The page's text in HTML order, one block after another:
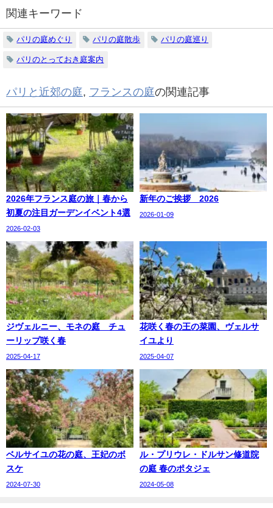
関連キーワード
パリの庭めぐり パリの庭散歩 パリの庭巡り
パリのとっておき庭案内
パリと近郊の庭, フランスの庭の関連記事
2026年フランス庭の旅｜春から
初夏の注目ガーデンイベント4選
2026-02-03
新年のご挨拶 2026
2026-01-09
ジヴェルニー、モネの庭 チュ
ーリップ咲く春
2025-04-17
花咲く春の王の菜園、ヴェルサ
イユより
2025-04-07
ベルサイユの花の庭、王妃のボ
スケ
2024-07-30
ル・プリウレ・ドルサン修道院
の庭 春のポタジェ
2024-05-08